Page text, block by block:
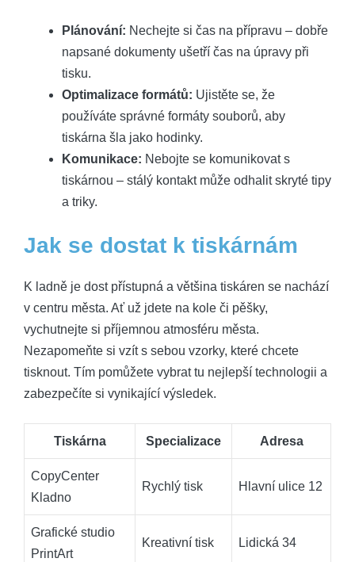
Plánování: Nechejte si čas na přípravu – dobře
napsané dokumenty ušetří čas na úpravy při
tisku.
Optimalizace formátů: Ujistěte se, že
používáte správné formáty souborů, aby
tiskárna šla jako hodinky.
Komunikace: Nebojte se komunikovat s
tiskárnou – stálý kontakt může odhalit skryté tipy
a triky.
Jak se dostat k tiskárnám
K ladně je dost přístupná a většina tiskáren se nachází
v centru města. Ať už jdete na kole či pěšky,
vychutnejte si příjemnou atmosféru města.
Nezapomeňte si vzít s sebou vzorky, které chcete
tisknout. Tím pomůžete vybrat tu nejlepší technologii a
zabezpečíte si vynikající výsledek.
Tiskárna Specializace Adresa
CopyCenter
Kladno
Rychlý tisk Hlavní ulice 12
Grafické studio
PrintArt
Kreativní tisk Lidická 34